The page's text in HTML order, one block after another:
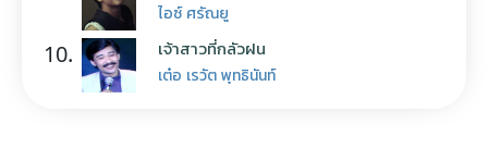
ไอซ์ ศรัณยู
10. เจ้าสาวที่กลัวฝน
เต๋อ เรวัต พุทธินันท์